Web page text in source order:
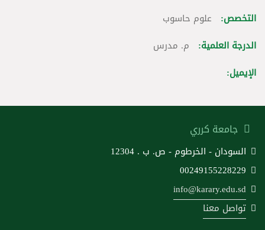
التخصص:
علوم حاسوب
الدرجة العلمية:
م. مدرس
الإيميل:
جامعة كرري
السودان - الخرطوم - ص. ب . 12304
00249155228229
info@karary.edu.sd
تواصل معنا